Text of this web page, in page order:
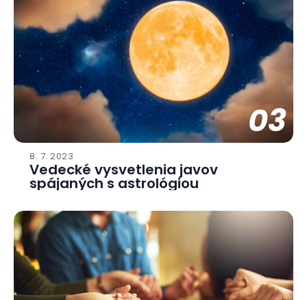
03
8. 7. 2023
Vedecké vysvetlenia javov
spájaných s astrológiou